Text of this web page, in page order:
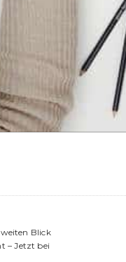
Blick
– Jetzt bei